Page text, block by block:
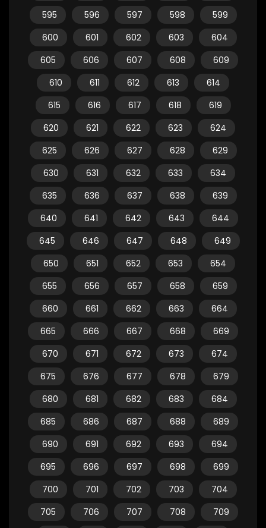
595
596 597 598
599
600
601 602 603
604
605
606 607 608
609
610
611 612 613
614
615
616 617 618
619
620
621 622 623
624
625
626 627 628
629
630
631 632 633
634
635
636 637 638
639
640
641 642 643
644
645
646 647 648
649
650
651 652 653
654
655
656 657 658
659
660
661 662 663
664
665
666 667 668
669
670
671 672 673
674
675
676 677 678
679
680
681 682 683
684
685
686 687 688
689
690
691 692 693
694
695
696 697 698
699
700
701 702 703
704
705
706 707 708
709